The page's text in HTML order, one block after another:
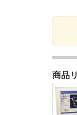
商品